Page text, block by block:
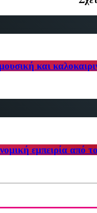
και
εμπειρία από